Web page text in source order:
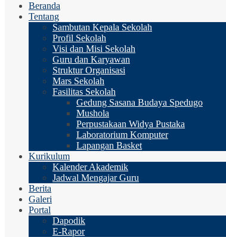
Beranda
Tentang
Sambutan Kepala Sekolah
Profil Sekolah
Visi dan Misi Sekolah
Guru dan Karyawan
Struktur Organisasi
Mars Sekolah
Fasilitas Sekolah
Gedung Sasana Budaya Spedugo
Mushola
Perpustakaan Widya Pustaka
Laboratorium Komputer
Lapangan Basket
Kurikulum
Kalender Akademik
Jadwal Mengajar Guru
Berita
Galeri
Portal
Dapodik
E-Rapor